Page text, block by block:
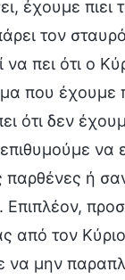
έχουμε πιει
τον
πει ότι ο
που έχουμε
ότι δεν
να
παρθένες ή
Επιπλέον,
από τον
να μην